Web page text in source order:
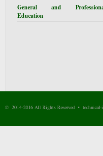
General and
Education
© 2014-2016 All Rights Reserved •